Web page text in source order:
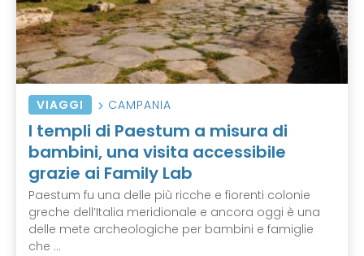
VIAGGI CAMPANIA
I templi di Paestum a misura di
bambini, una visita accessibile
grazie ai Family Lab
Paestum fu una delle più ricche e fiorenti colonie
greche dell’Italia meridionale e ancora oggi è una
delle mete archeologiche per bambini e famiglie
che ...